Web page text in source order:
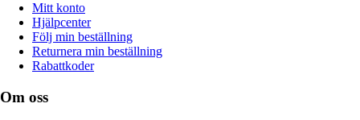
Mitt konto
Hjälpcenter
Följ min beställning
Returnera min beställning
Rabattkoder
Om oss